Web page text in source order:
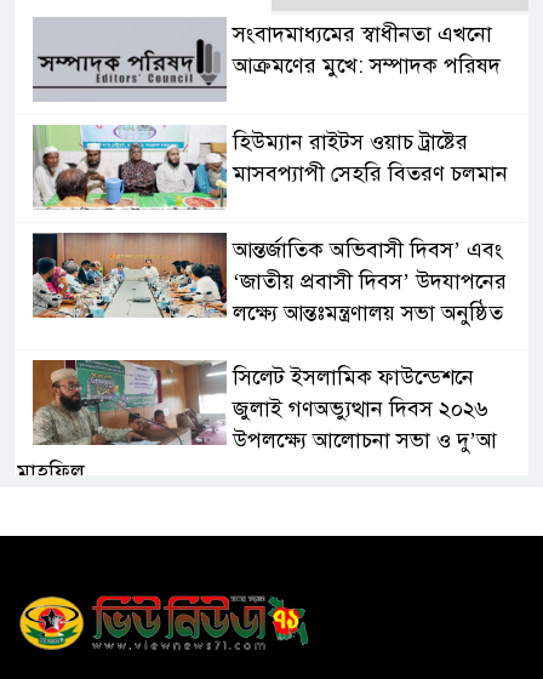
সংবাদমাধ্যমের স্বাধীনতা এখনো
আক্রমণের মুখে: সম্পাদক পরিষদ
হিউম্যান রাইটস ওয়াচ ট্রাষ্টের
মাসবপ্যাপী সেহরি বিতরণ চলমান
আন্তর্জাতিক অভিবাসী দিবস’ এবং
‘জাতীয় প্রবাসী দিবস’ উদযাপনের
লক্ষ্যে আন্তঃমন্ত্রণালয় সভা অনুষ্ঠিত
সিলেট ইসলামিক ফাউন্ডেশনে
জুলাই গণঅভ্যুত্থান দিবস ২০২৬
উপলক্ষ্যে আলোচনা সভা ও দু’আ
মাহফিল
পরিবেশ রক্ষায় ব্যক্তিগত উদ্যোগ
বিভাগীয় কমিশনার